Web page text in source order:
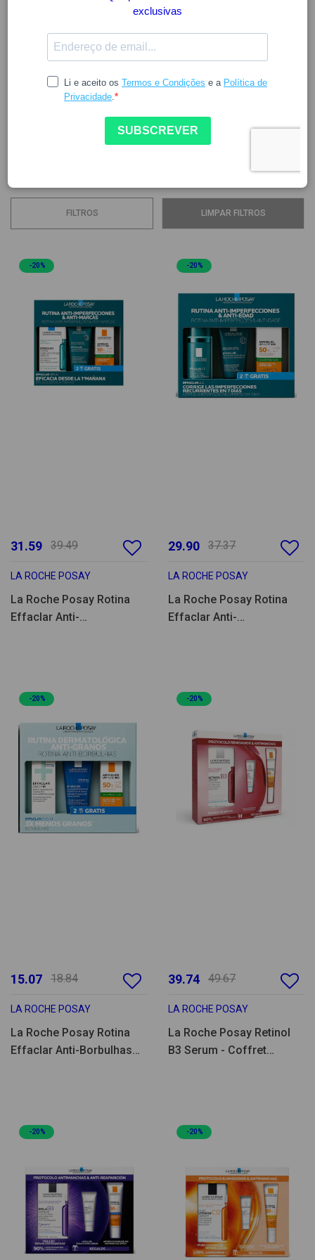
LA ROCHE POSAY
La Roche-Posay é uma marca de referência mundial em
à dermatologia e pela eficácia das suas fórmulas, testadas
Ver mais
FILTROS LIMPAR FILTROS
-20%
31.59 39.49
LA ROCHE POSAY
La Roche Posay Rotina
Effaclar Anti-
-20%
29.90 37.37
LA ROCHE POSAY
La Roche Posay Rotina
Effaclar Anti-
-20%
15.07 18.84
LA ROCHE POSAY
La Roche Posay Rotina
Effaclar Anti-Borbulhas
-20%
39.74 49.67
LA ROCHE POSAY
La Roche Posay Retinol
B3 Serum - Coffret
-20% -20%